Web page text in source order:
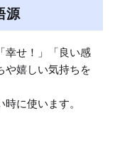
源
幸せ！」「良い感
や嬉しい気持ちを
に使います。